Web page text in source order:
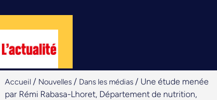
Accueil / Nouvelles / Dans les médias / Une étude menée
par Rémi Rabasa-Lhoret, Département de nutrition,